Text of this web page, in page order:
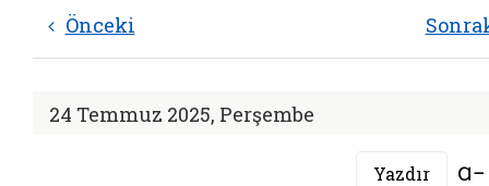
Önceki
24 Temmuz 2025, Perşembe
Yazdır